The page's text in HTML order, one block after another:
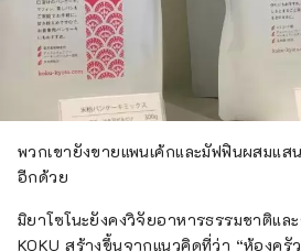
พวกเขายังขายแพนเค้กและมัฟฟินผสมแ
อีกด้วย
มิยาโซโนะยังคงวิจัยอาหารธรรมชาติแล
KOKU สร้างขึ้นจากแนวคิดที่ว่า “ห้องครั